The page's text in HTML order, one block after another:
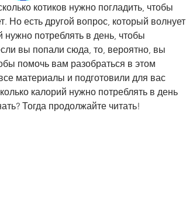
котиков нужно погладить, чтобы
Но есть другой вопрос, который волнует
потреблять в день, чтобы
вы попали сюда, то, вероятно, вы
помочь вам разобраться в этом
материалы и подготовили для вас
калорий нужно потреблять в день
Тогда продолжайте читать!